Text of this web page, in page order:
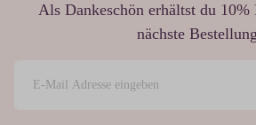
Als Dankeschön erhältst du 10%
nächste